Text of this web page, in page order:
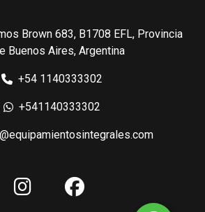
Brown 683, B1708 EFL, Provincia
Buenos Aires, Argentina
+54 1140333302
+541140333302